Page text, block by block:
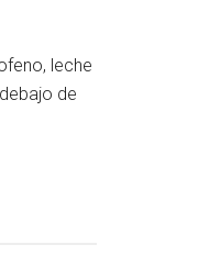
leche
de